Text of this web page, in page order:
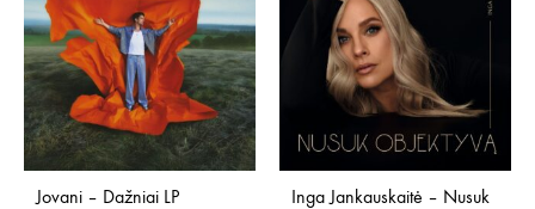
Jovani – Dažniai LP
Inga Jankauskaitė – Nusuk